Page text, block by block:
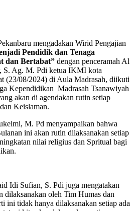
mengadakan Wirid Pengajian
Pendidik dan Tenaga
dan Bertabat” dengan penceramah Al
S. Ag. M. Pdi ketua IKMI kota
(23/08/2024) di Aula Madrasah, diikuti
Kependidikan Madrasah Tsanawiyah
akan di agendakan rutin setiap
Keislaman.
M. Pd menyampaikan bahwa
ini akan rutin dilaksanakan setiap
nilai religius dan Spritual bagi
Idi Sufian, S. Pdi juga mengatakan
oleh Tim Humas dan
ini tidak hanya dilaksanakan setiap ada